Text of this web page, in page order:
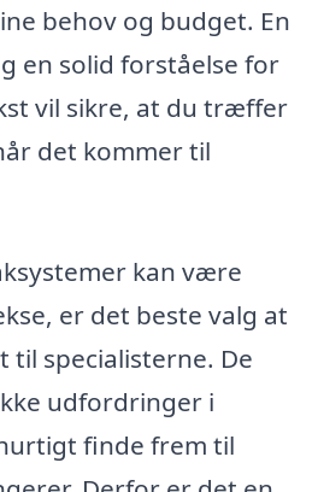
behov og budget. En
en solid forståelse for
vil sikre, at du træffer
det kommer til
kan være
er det beste valg at
til specialisterne. De
udfordringer i
finde frem til